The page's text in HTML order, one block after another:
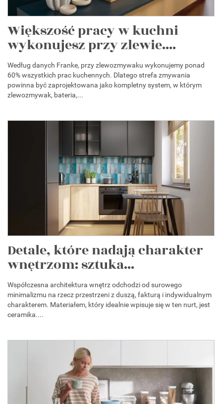
Większość pracy w kuchni
wykonujesz przy zlewie....
Według danych Franke, przy zlewozmywaku wykonujemy ponad
60% wszystkich prac kuchennych. Dlatego strefa zmywania
powinna być zaprojektowana jako kompletny system, w którym
zlewozmywak, bateria,...
Detale, które nadają charakter
wnętrzom: sztuka...
Współczesna architektura wnętrz odchodzi od surowego
minimalizmu na rzecz przestrzeni z duszą, fakturą i indywidualnym
charakterem. Materiałem, który idealnie wpisuje się w ten nurt, jest
ceramika....